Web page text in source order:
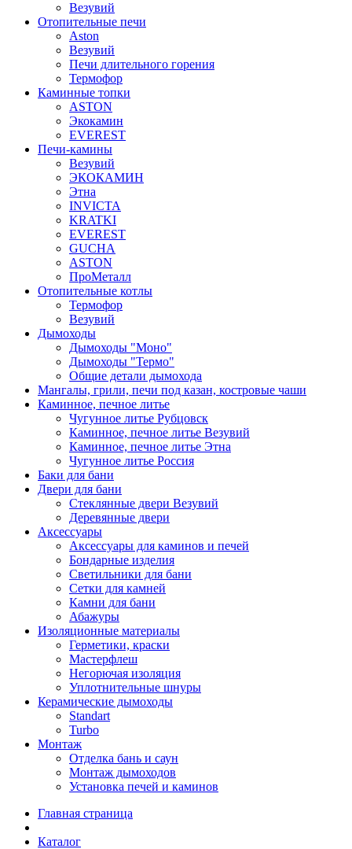
Везувий
Отопительные печи
Aston
Везувий
Печи длительного горения
Термофор
Каминные топки
ASTON
Экокамин
EVEREST
Печи-камины
Везувий
ЭКОКАМИН
Этна
INVICTA
KRATKI
EVEREST
GUCHA
ASTON
ПроМеталл
Отопительные котлы
Термофор
Везувий
Дымоходы
Дымоходы "Моно"
Дымоходы "Термо"
Общие детали дымохода
Мангалы, грили, печи под казан, костровые чаши
Каминное, печное литье
Чугунное литье Рубцовск
Каминное, печное литье Везувий
Каминное, печное литье Этна
Чугунное литье Россия
Баки для бани
Двери для бани
Стеклянные двери Везувий
Деревянные двери
Аксессуары
Аксессуары для каминов и печей
Бондарные изделия
Светильники для бани
Сетки для камней
Камни для бани
Абажуры
Изоляционные материалы
Герметики, краски
Мастерфлеш
Негорючая изоляция
Уплотнительные шнуры
Керамические дымоходы
Standart
Turbo
Монтаж
Отделка бань и саун
Монтаж дымоходов
Установка печей и каминов
Главная страница
Каталог